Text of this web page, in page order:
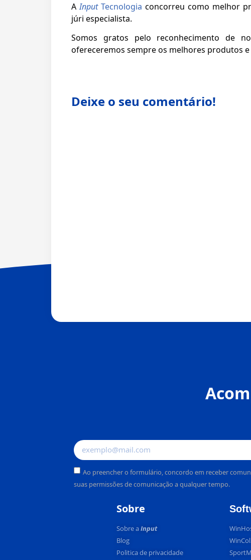
AInputTecnologia concorreu como melhor
júri especialista.
Somos gratos pelo reconhecimento de
ofereceremos sempre os melhores produtos e
Deixe o seu comentário!
Ao preencher o formulário, concordo em receber
suas permissões de comunicação a qualquer tempo.
Sobre
Sobre aInput
Blog
Politica de privacidade